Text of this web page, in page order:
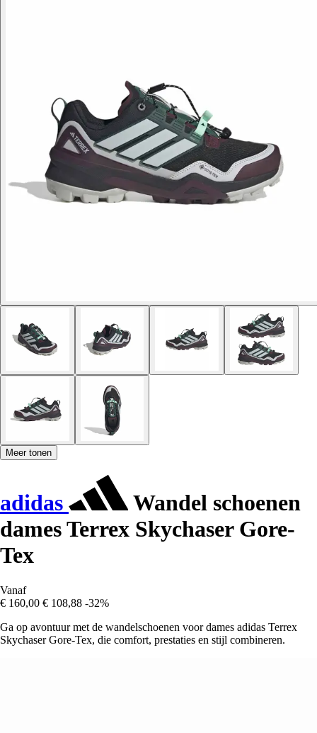
Meer tonen
adidas
Wandel schoenen
dames Terrex Skychaser Gore-
Tex
Vanaf
€ 160,00 € 108,88 -32%
Ga op avontuur met de wandelschoenen voor dames adidas Terrex
Skychaser Gore-Tex, die comfort, prestaties en stijl combineren.